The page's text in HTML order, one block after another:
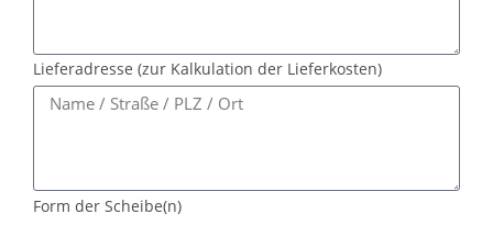
Lieferadresse (zur Kalkulation der Lieferkosten)
Form der Scheibe(n)